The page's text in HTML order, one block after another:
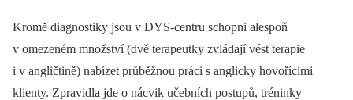
Kromě diagnostiky jsou v DYS-centru schopni alespoň
v omezeném množství (dvě terapeutky zvládají vést terapie
i v angličtině) nabízet průběžnou práci s anglicky hovořícími
klienty. Zpravidla jde o nácvik učebních postupů, tréninky